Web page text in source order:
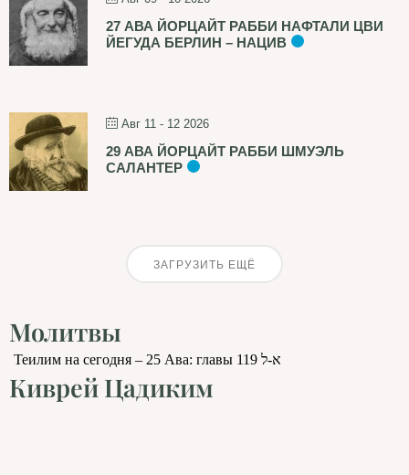
27 АВА ЙОРЦАЙТ РАББИ НАФТАЛИ ЦВИ
ЙЕГУДА БЕРЛИН – НАЦИВ
Авг 11 - 12 2026
29 АВА ЙОРЦАЙТ РАББИ ШМУЭЛЬ
САЛАНТЕР
ЗАГРУЗИТЬ ЕЩЁ
Молитвы
Теилим на сегодня – 25 Ава: главы 119 א-ל
Киврей Цадиким